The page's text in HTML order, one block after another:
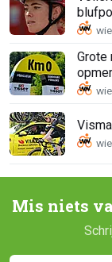
Grote
Mis niets